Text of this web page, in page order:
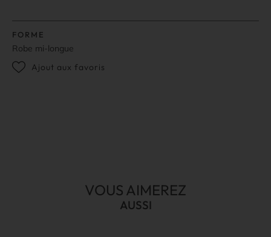
FORME
Robe mi-longue
Ajout aux favoris
VOUS AIMEREZ
AUSSI